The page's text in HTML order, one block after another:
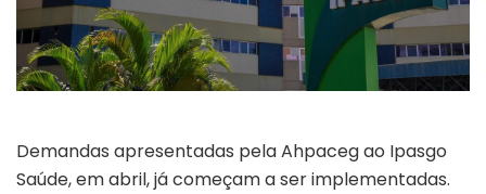
Demandas apresentadas pela Ahpaceg ao Ipasgo
Saúde, em abril, já começam a ser implementadas.